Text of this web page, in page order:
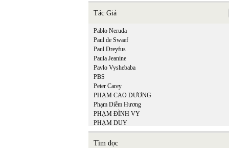
Tác Giả
Pablo Neruda
Paul de Swaef
Paul Dreyfus
Paula Jeanine
Pavlo Vyshebaba
PBS
Peter Carey
PHẠM CAO DƯƠNG
Phạm Diễm Hương
PHẠM ĐÌNH VY
PHẠM DUY
Phạm Hiền Mây
Phạm Hoàng Quân
Tìm đọc